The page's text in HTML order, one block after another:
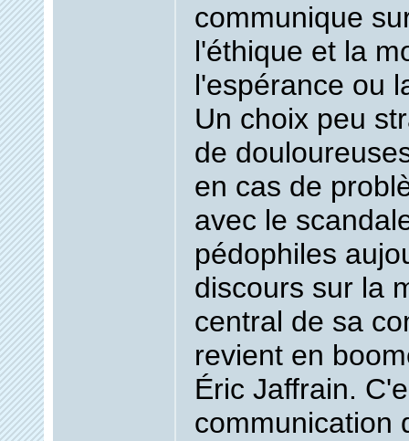
communique
l'éthique et la
l'espérance ou
Un choix peu
de
en cas de
avec le
pédophiles
discours sur la
central de sa
revient en
Éric Jaffrain.
communication